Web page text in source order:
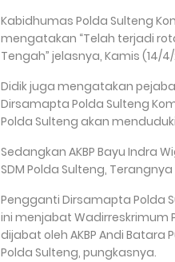
Kabidhumas Polda Sulteng
mengatakan “Telah terjadi
Tengah” jelasnya, Kamis (14/
Didik juga mengatakan
Dirsamapta Polda Sulteng
Polda Sulteng akan
Sedangkan AKBP Bayu Indra
SDM Polda Sulteng, Terangnya
Pengganti Dirsamapta Polda
ini menjabat Wadirreskrimum
dijabat oleh AKBP Andi
Polda Sulteng, pungkasnya.